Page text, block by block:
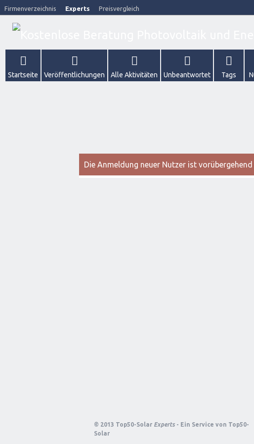
Firmenverzeichnis Experts Preisvergleich
Startseite Veröffentlichungen Alle Aktivitäten Unbeantwortet Tags
Die Anmeldung neuer Nutzer ist
© 2013 Top50-Solar Experts - Ein Service von Top50-
Solar